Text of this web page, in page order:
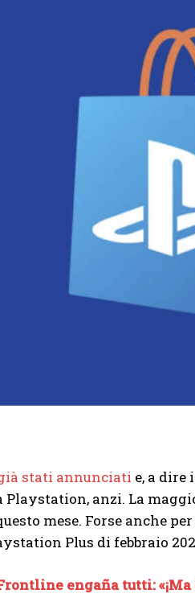
stati annunciati e, a
anzi. La
mese. Forse anche
Plus di febbraio
engaña tutti: